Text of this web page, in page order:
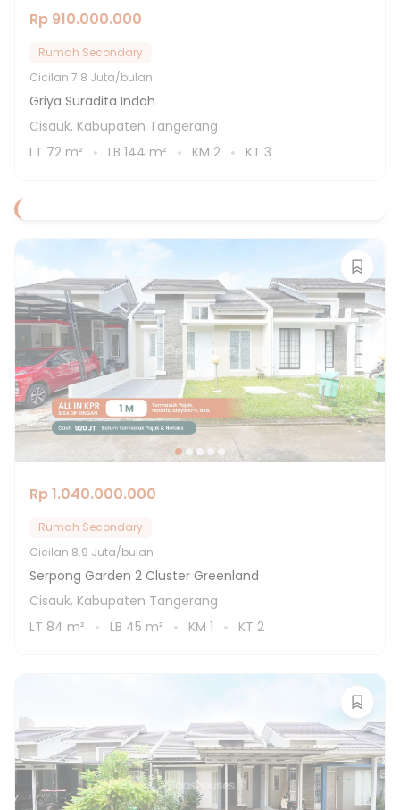
Rp 910.000.000
Rumah Secondary
Cicilan 7.8 Juta/bulan
Griya Suradita Indah
Cisauk, Kabupaten Tangerang
LT 72 m² LB 144 m² KM 2 KT 3
Rp 1.040.000.000
Rumah Secondary
Cicilan 8.9 Juta/bulan
Serpong Garden 2 Cluster Greenland
Cisauk, Kabupaten Tangerang
LT 84 m² LB 45 m² KM 1 KT 2